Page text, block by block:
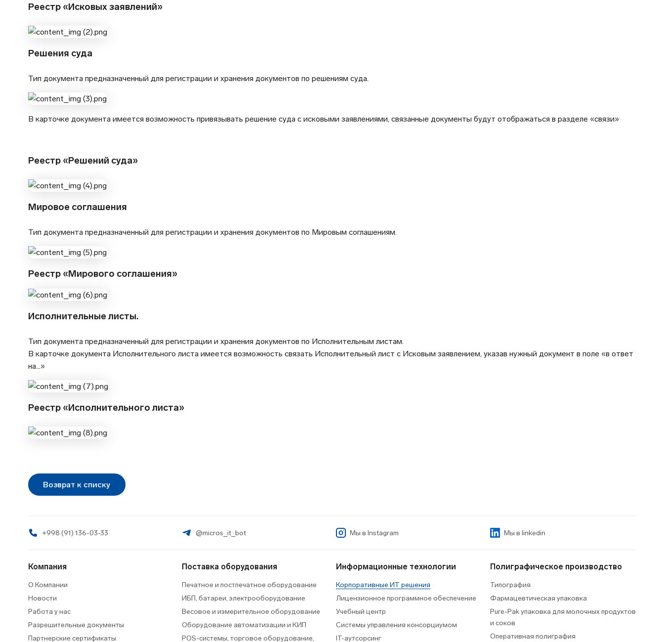
Реестр «Исковых заявлений»
Решения суда
Тип документа предназначенный для регистрации и хранения документов по решениям суда.
В карточке документа имеется возможность привязывать решение суда с исковыми заявлениями, связанные документы будут отображаться в разделе «связи»
Реестр «Решений суда»
Мировое соглашения
Тип документа предназначенный для регистрации и хранения документов по Мировым соглашениям.
Реестр «Мирового соглашения»
Исполнительные листы.
Тип документа предназначенный для регистрации и хранения документов по Исполнительным листам.
В карточке документа Исполнительного листа имеется возможность связать Исполнительный лист с Исковым заявлением, указав нужный документ в поле «в ответ
на…»
Реестр «Исполнительного листа»
Возврат к списку
+998 (91) 136-03-33 @micros_it_bot Мы в Instagram Мы в linkedin
Компания
О Компании
Новости
Работа у нас
Разрешительные документы
Партнерские сертификаты
Поставка оборудования
Печатное и постпечатное оборудование
ИБП, батареи, электрооборудование
Весовое и измерительное оборудование
Оборудование автоматизации и КИП
POS-системы, торговое оборудование,
Информационные технологии
Корпоративные ИТ решения
Лицензионное программное обеспечение
Учебный центр
Системы управления консорциумом
IT-аутсорсинг
Полиграфическое производство
Типография
Фармацевтическая упаковка
Pure-Pak упаковка для молочных продуктов
и соков
Оперативная полиграфия